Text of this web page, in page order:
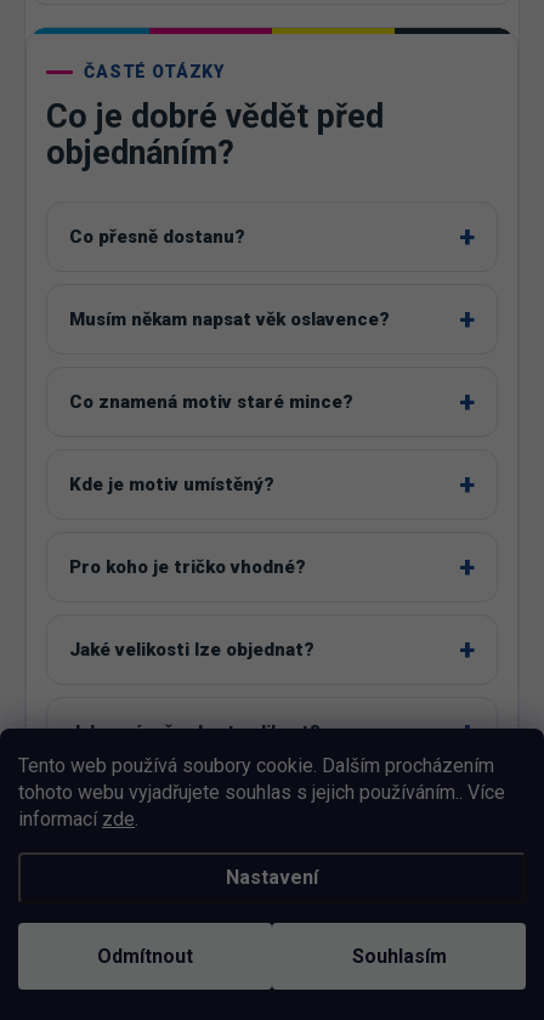
Tento web používá soubory cookie. Dalším procházením
tohoto webu vyjadřujete souhlas s jejich používáním.. Více
informací zde.
Nastavení
Odmítnout Souhlasím
ČASTÉ OTÁZKY
Co je dobré vědět před
objednáním?
Co přesně dostanu?
Musím někam napsat věk oslavence?
Co znamená motiv staré mince?
Kde je motiv umístěný?
Pro koho je tričko vhodné?
Jaké velikosti lze objednat?
Jak správně vybrat velikost?
Co zvolit mezi dvěma velikostmi?
velikostech?